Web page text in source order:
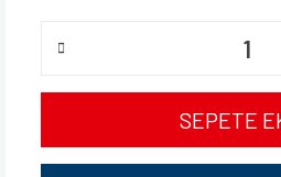
SEPETE